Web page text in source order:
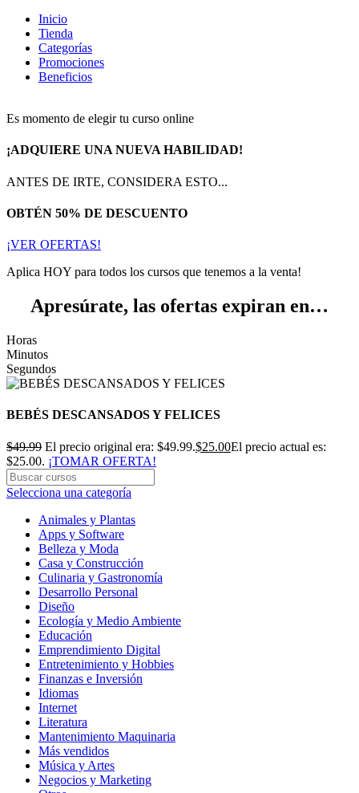
Inicio
Tienda
Categorías
Promociones
Beneficios
Es momento de elegir tu curso online
¡ADQUIERE UNA NUEVA HABILIDAD!
ANTES DE IRTE, CONSIDERA ESTO...
OBTÉN 50% DE DESCUENTO
¡VER OFERTAS!
Aplica HOY para todos los cursos que tenemos a la venta!
Apresúrate, las ofertas expiran en…
Horas
Minutos
Segundos
BEBÉS DESCANSADOS Y FELICES
$49.99 El precio original era: $49.99.$25.00El precio actual es:
$25.00. ¡TOMAR OFERTA!
Selecciona una categoría
Animales y Plantas
Apps y Software
Belleza y Moda
Casa y Construcción
Culinaria y Gastronomía
Desarrollo Personal
Diseño
Ecología y Medio Ambiente
Educación
Emprendimiento Digital
Entretenimiento y Hobbies
Finanzas e Inversión
Idiomas
Internet
Literatura
Mantenimiento Maquinaria
Más vendidos
Música y Artes
Negocios y Marketing